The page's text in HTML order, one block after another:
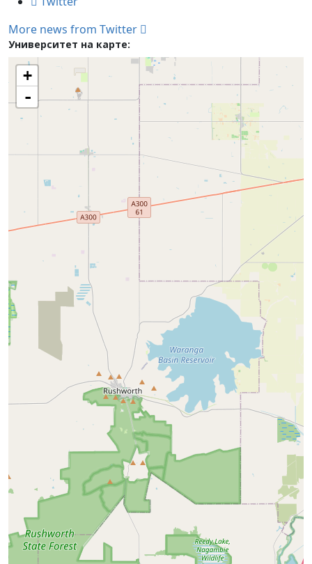
More news from Twitter
Университет на карте:
+
-